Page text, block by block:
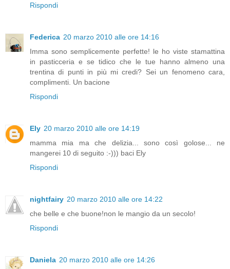
Rispondi
Federica 20 marzo 2010 alle ore 14:16
Imma sono semplicemente perfette! le ho viste stamattina
in pasticceria e se tidico che le tue hanno almeno una
trentina di punti in più mi credi? Sei un fenomeno cara,
complimenti. Un bacione
Rispondi
Ely 20 marzo 2010 alle ore 14:19
mamma mia ma che delizia... sono così golose... ne
mangerei 10 di seguito :-))) baci Ely
Rispondi
nightfairy 20 marzo 2010 alle ore 14:22
che belle e che buone!non le mangio da un secolo!
Rispondi
Daniela 20 marzo 2010 alle ore 14:26